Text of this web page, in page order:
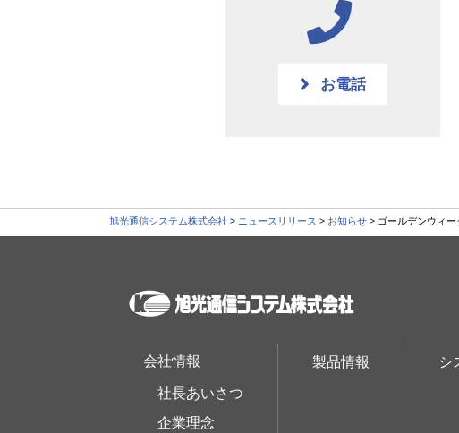
お電話
旭光通信システム株式会社 > ニュースリリース > お知らせ > ゴールデンウィ
会社情報
社長あいさつ
企業理念
製品情報 シ